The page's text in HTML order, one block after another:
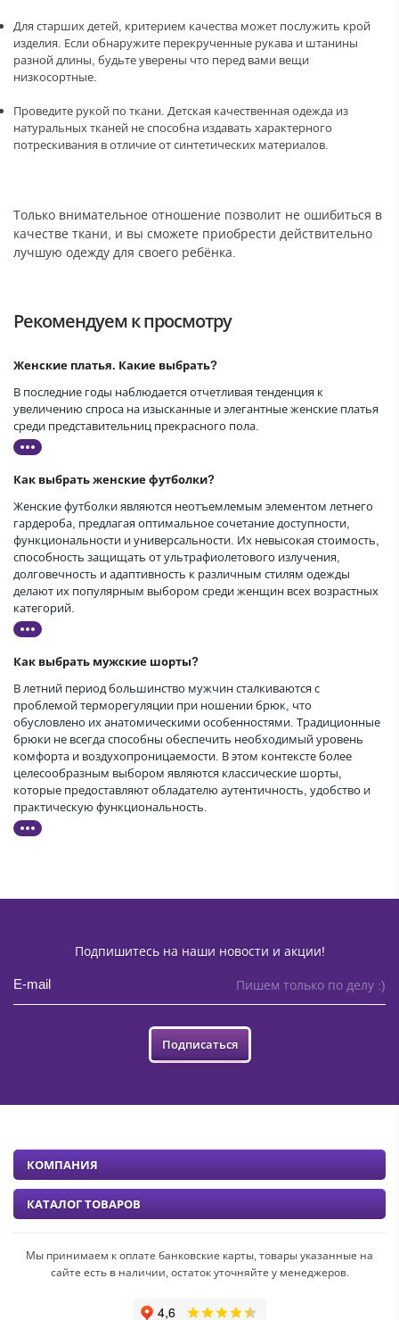
Для старших детей, критерием качества может послужить крой
изделия. Если обнаружите перекрученные рукава и штанины
разной длины, будьте уверены что перед вами вещи
низкосортные.
Проведите рукой по ткани. Детская качественная одежда из
натуральных тканей не способна издавать характерного
потрескивания в отличие от синтетических материалов.
Только внимательное отношение позволит не ошибиться в
качестве ткани, и вы сможете приобрести действительно
лучшую одежду для своего ребёнка.
Рекомендуем к просмотру
Женские платья. Какие выбрать?
В последние годы наблюдается отчетливая тенденция к
увеличению спроса на изысканные и элегантные женские платья
среди представительниц прекрасного пола.
Как выбрать женские футболки?
Женские футболки являются неотъемлемым элементом летнего
гардероба, предлагая оптимальное сочетание доступности,
функциональности и универсальности. Их невысокая стоимость,
способность защищать от ультрафиолетового излучения,
долговечность и адаптивность к различным стилям одежды
делают их популярным выбором среди женщин всех возрастных
категорий.
Как выбрать мужские шорты?
В летний период большинство мужчин сталкиваются с
проблемой терморегуляции при ношении брюк, что
обусловлено их анатомическими особенностями. Традиционные
брюки не всегда способны обеспечить необходимый уровень
комфорта и воздухопроницаемости. В этом контексте более
целесообразным выбором являются классические шорты,
которые предоставляют обладателю аутентичность, удобство и
практическую функциональность.
Подпишитесь на наши новости и акции!
Пишем только по делу :)
Подписаться
Мы принимаем к оплате банковские карты, товары указанные на
сайте есть в наличии, остаток уточняйте у менеджеров.
КОМПАНИЯ
КАТАЛОГ ТОВАРОВ